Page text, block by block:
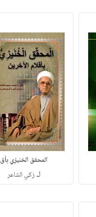
المحقق الخنيزي بأق
لـ زكي الشاعر